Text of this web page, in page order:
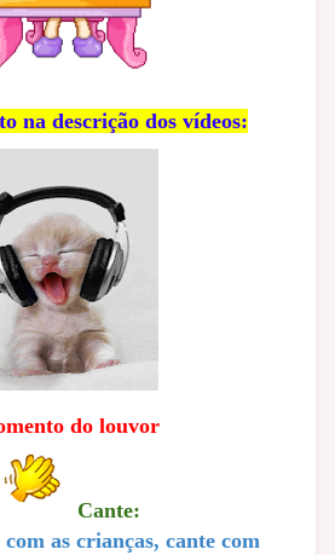
na descrição dos vídeos:
do louvor
Cante:
as crianças, cante com